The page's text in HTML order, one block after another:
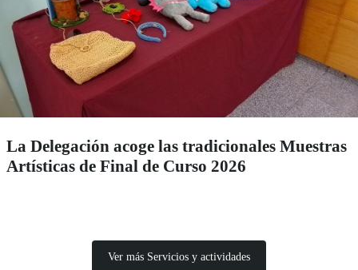
La Delegación acoge las tradicionales Muestras
Artísticas de Final de Curso 2026
Ver más Servicios y actividades